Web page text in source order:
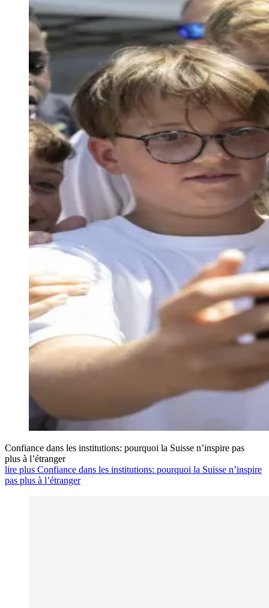
Confiance dans les institutions: pourquoi la Suisse n’inspire pas
plus à l’étranger
lire plus Confiance dans les institutions: pourquoi la Suisse n’inspire
pas plus à l’étranger